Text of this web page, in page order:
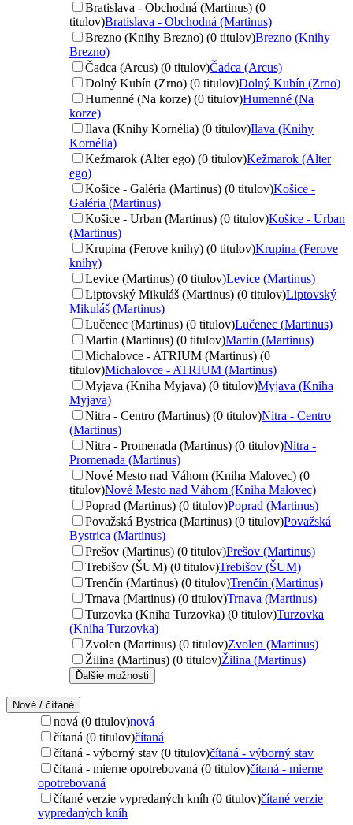
Bratislava - Obchodná (Martinus) (0
titulov)Bratislava - Obchodná (Martinus)
Brezno (Knihy Brezno) (0 titulov)Brezno (Knihy
Brezno)
Čadca (Arcus) (0 titulov)Čadca (Arcus)
Dolný Kubín (Zrno) (0 titulov)Dolný Kubín (Zrno)
Humenné (Na korze) (0 titulov)Humenné (Na
korze)
Ilava (Knihy Kornélia) (0 titulov)Ilava (Knihy
Kornélia)
Kežmarok (Alter ego) (0 titulov)Kežmarok (Alter
ego)
Košice - Galéria (Martinus) (0 titulov)Košice -
Galéria (Martinus)
Košice - Urban (Martinus) (0 titulov)Košice - Urban
(Martinus)
Krupina (Ferove knihy) (0 titulov)Krupina (Ferove
knihy)
Levice (Martinus) (0 titulov)Levice (Martinus)
Liptovský Mikuláš (Martinus) (0 titulov)Liptovský
Mikuláš (Martinus)
Lučenec (Martinus) (0 titulov)Lučenec (Martinus)
Martin (Martinus) (0 titulov)Martin (Martinus)
Michalovce - ATRIUM (Martinus) (0
titulov)Michalovce - ATRIUM (Martinus)
Myjava (Kniha Myjava) (0 titulov)Myjava (Kniha
Myjava)
Nitra - Centro (Martinus) (0 titulov)Nitra - Centro
(Martinus)
Nitra - Promenada (Martinus) (0 titulov)Nitra -
Promenada (Martinus)
Nové Mesto nad Váhom (Kniha Malovec) (0
titulov)Nové Mesto nad Váhom (Kniha Malovec)
Poprad (Martinus) (0 titulov)Poprad (Martinus)
Považská Bystrica (Martinus) (0 titulov)Považská
Bystrica (Martinus)
Prešov (Martinus) (0 titulov)Prešov (Martinus)
Trebišov (ŠUM) (0 titulov)Trebišov (ŠUM)
Trenčín (Martinus) (0 titulov)Trenčín (Martinus)
Trnava (Martinus) (0 titulov)Trnava (Martinus)
Turzovka (Kniha Turzovka) (0 titulov)Turzovka
(Kniha Turzovka)
Zvolen (Martinus) (0 titulov)Zvolen (Martinus)
Žilina (Martinus) (0 titulov)Žilina (Martinus)
Ďalšie možnosti
Nové / čítané
nová (0 titulov)nová
čítaná (0 titulov)čítaná
čítaná - výborný stav (0 titulov)čítaná - výborný stav
čítaná - mierne opotrebovaná (0 titulov)čítaná - mierne
opotrebovaná
čítané verzie vypredaných kníh (0 titulov)čítané verzie
vypredaných kníh